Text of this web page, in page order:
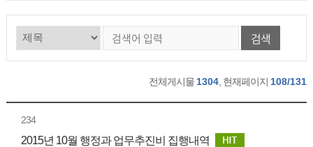
검색
전체게시물 1304 , 현재페이지 108/131
234
2015년 10월 행정과 업무추진비 집행내역